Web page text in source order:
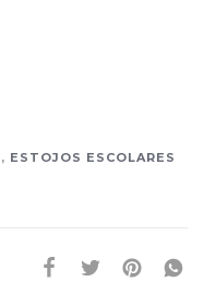
, ESTOJOS ESCOLARES